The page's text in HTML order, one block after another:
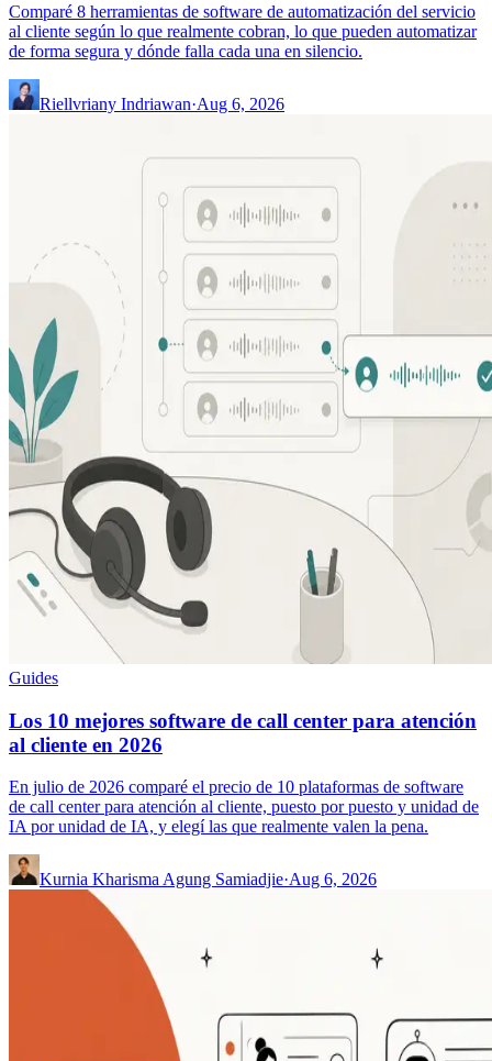
Comparé 8 herramientas de software de automatización del servicio
al cliente según lo que realmente cobran, lo que pueden automatizar
de forma segura y dónde falla cada una en silencio.
Riellvriany Indriawan·Aug 6, 2026
Guides
Los 10 mejores software de call center para atención
al cliente en 2026
En julio de 2026 comparé el precio de 10 plataformas de software
de call center para atención al cliente, puesto por puesto y unidad de
IA por unidad de IA, y elegí las que realmente valen la pena.
Kurnia Kharisma Agung Samiadjie·Aug 6, 2026